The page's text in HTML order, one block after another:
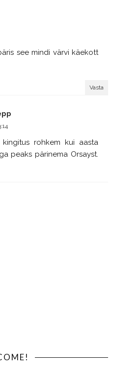
see mindi värvi käekott
Vasta
rohkem kui aasta
peaks pärinema Orsayst.